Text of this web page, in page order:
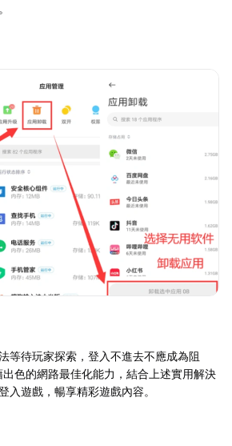
等待玩家探索，登入不進去不應成為阻
出色的網路最佳化能力，結合上述實用解決
入遊戲，暢享精彩遊戲內容。